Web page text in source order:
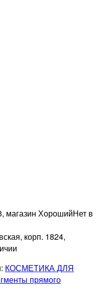
магазин ХорошийНет в
корп. 1824,
КОСМЕТИКА ДЛЯ
прямого